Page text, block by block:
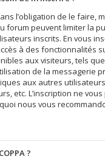
l’obligation de le faire,
forum peuvent limiter la
inscrits. En vous
à des fonctionnalités
aux visiteurs, tels que
de la messagerie
aux autres
etc. L’inscription ne
nous vous
?